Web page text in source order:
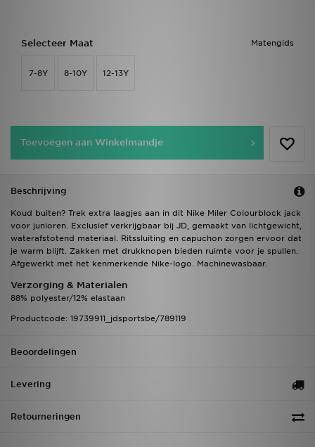
Matengids
Selecteer Maat
7-8Y 8-10Y 12-13Y
Toevoegen aan Winkelmandje
Beschrijving
Koud buiten? Trek extra laagjes aan in dit Nike Miler Colourblock jack
voor junioren. Exclusief verkrijgbaar bij JD, gemaakt van lichtgewicht,
waterafstotend materiaal. Ritssluiting en capuchon zorgen ervoor dat
je warm blijft. Zakken met drukknopen bieden ruimte voor je spullen.
Afgewerkt met het kenmerkende Nike-logo. Machinewasbaar.
Verzorging & Materialen
88% polyester/12% elastaan
Productcode: 19739911_jdsportsbe/789119
Beoordelingen
Levering
Retourneringen